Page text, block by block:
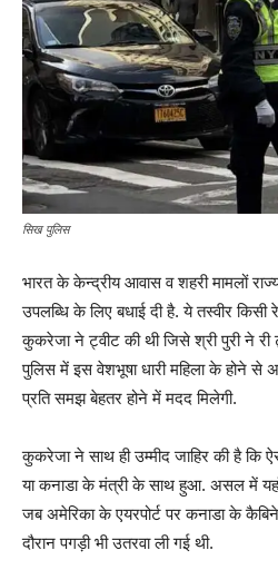
सिख पुलिस
भारत के केन्द्रीय आवास व शहरी मामलों
उपलब्धि के लिए बधाई दी है. ये तस्वीर किसी
कुकरेजा ने ट्वीट की थी जिसे श्री पुरी ने री
पुलिस में इस वेशभूषा धारी महिला के होने
प्रति समझ बेहतर होने में मदद मिलेगी.
कुकरेजा ने साथ ही उम्मीद जाहिर की है कि
या कनाडा के मंत्री के साथ हुआ. असल में
जब अमेरिका के एयरपोर्ट पर कनाडा के
दौरान पगड़ी भी उतरवा ली गई थी.